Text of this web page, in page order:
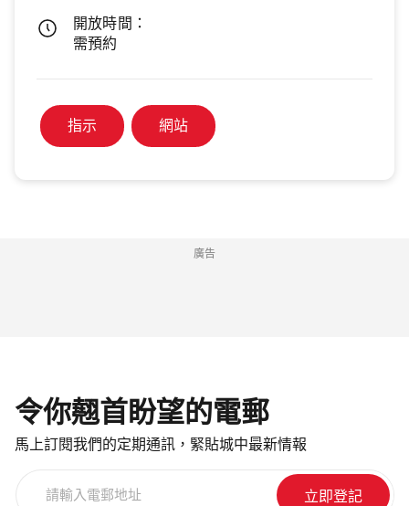
開放時間：
需預約
指示 網站
廣告
令你翹首盼望的電郵
馬上訂閱我們的定期通訊，緊貼城中最新情報